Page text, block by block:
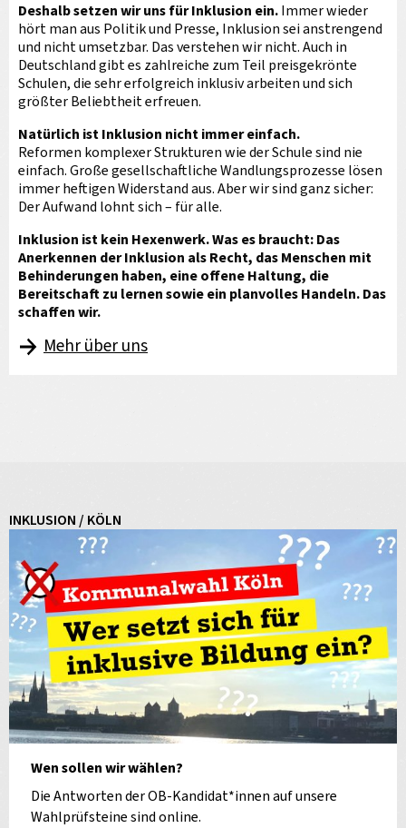
Deshalb setzen wir uns für Inklusion ein.Immer wieder
hört man aus Politik und Presse, Inklusion sei anstrengend
und nicht umsetzbar. Das verstehen wir nicht. Auch in
Deutschland gibt es zahlreiche zum Teil preisgekrönte
Schulen, die sehr erfolgreich inklusiv arbeiten und sich
größter Beliebtheit erfreuen.
Natürlich ist Inklusion nicht immer einfach.
Reformen komplexer Strukturen wie der Schule sind nie
einfach. Große gesellschaftliche Wandlungsprozesse lösen
immer heftigen Widerstand aus. Aber wir sind ganz sicher:
Der Aufwand lohnt sich – für alle.
Inklusion ist kein Hexenwerk. Was es braucht: Das
Anerkennen der Inklusion als Recht, das Menschen mit
Behinderungen haben, eine offene Haltung, die
Bereitschaft zu lernen sowie ein planvolles Handeln. Das
schaffen wir.
Mehr über uns
INKLUSION / KÖLN
Wen sollen wir wählen?
Die Antworten der OB-Kandidat*innen auf unsere
Wahlprüfsteine sind online.